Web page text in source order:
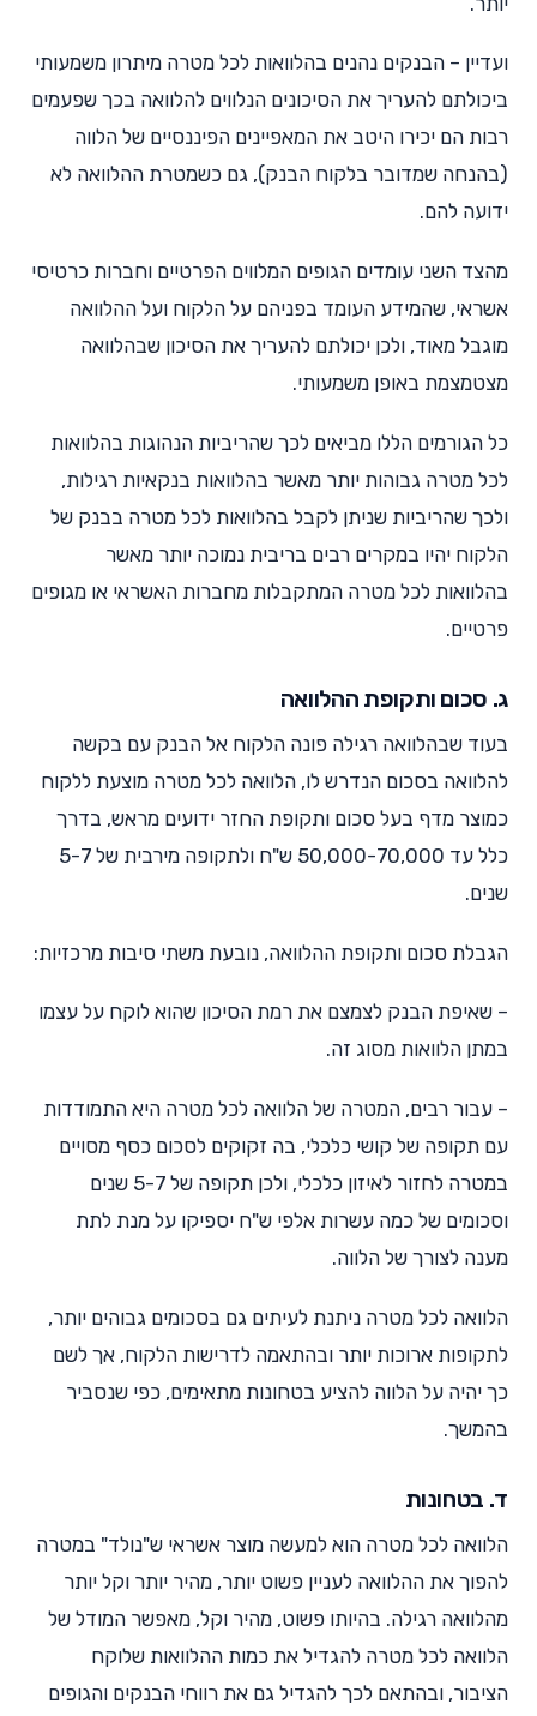
ועדיין – הבנקים נהנים בהלוואות לכל מטרה מיתרון משמעותי
ביכולתם להעריך את הסיכונים הנלווים להלוואה בכך שפעמים
רבות הם יכירו היטב את המאפיינים הפיננסיים של הלווה
(בהנחה שמדובר בלקוח הבנק), גם כשמטרת ההלוואה לא
ידועה להם.
מהצד השני עומדים הגופים המלווים הפרטיים וחברות כרטיסי
אשראי, שהמידע העומד בפניהם על הלקוח ועל ההלוואה
מוגבל מאוד, ולכן יכולתם להעריך את הסיכון שבהלוואה
מצטמצמת באופן משמעותי.
כל הגורמים הללו מביאים לכך שהריביות הנהוגות בהלוואות
לכל מטרה גבוהות יותר מאשר בהלוואות בנקאיות רגילות,
ולכך שהריביות שניתן לקבל בהלוואות לכל מטרה בבנק של
הלקוח יהיו במקרים רבים בריבית נמוכה יותר מאשר
בהלוואות לכל מטרה המתקבלות מחברות האשראי או מגופים
פרטיים.
ג. סכום ותקופת ההלוואה
בעוד שבהלוואה רגילה פונה הלקוח אל הבנק עם בקשה
להלוואה בסכום הנדרש לו, הלוואה לכל מטרה מוצעת ללקוח
כמוצר מדף בעל סכום ותקופת החזר ידועים מראש, בדרך
כלל עד 50,000-70,000 ש"ח ולתקופה מירבית של 5-7
שנים.
הגבלת סכום ותקופת ההלוואה, נובעת משתי סיבות מרכזיות:
– שאיפת הבנק לצמצם את רמת הסיכון שהוא לוקח על עצמו
במתן הלוואות מסוג זה.
– עבור רבים, המטרה של הלוואה לכל מטרה היא התמודדות
עם תקופה של קושי כלכלי, בה זקוקים לסכום כסף מסויים
במטרה לחזור לאיזון כלכלי, ולכן תקופה של 5-7 שנים
וסכומים של כמה עשרות אלפי ש"ח יספיקו על מנת לתת
מענה לצורך של הלווה.
הלוואה לכל מטרה ניתנת לעיתים גם בסכומים גבוהים יותר,
לתקופות ארוכות יותר ובהתאמה לדרישות הלקוח, אך לשם
כך יהיה על הלווה להציע בטחונות מתאימים, כפי שנסביר
בהמשך.
ד. בטחונות
הלוואה לכל מטרה הוא למעשה מוצר אשראי ש"נולד" במטרה
להפוך את ההלוואה לעניין פשוט יותר, מהיר יותר וקל יותר
מהלוואה רגילה. בהיותו פשוט, מהיר וקל, מאפשר המודל של
הלוואה לכל מטרה להגדיל את כמות ההלוואות שלוקח
הציבור, ובהתאם לכך להגדיל גם את רווחי הבנקים והגופים